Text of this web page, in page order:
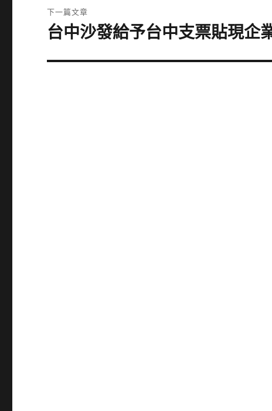
文
章:
下一篇文章
下
篇
台中沙發給予台中支票貼現企